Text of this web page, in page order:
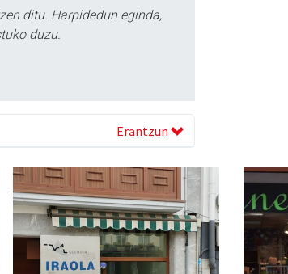
ditu. Harpidedun eginda,
duzu.
Erantzun